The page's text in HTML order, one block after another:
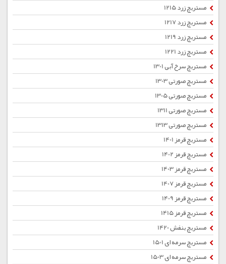
مستربچ زرد 1215
مستربچ زرد 1217
مستربچ زرد 1219
مستربچ زرد 1221
مستربچ سرخ آبی 1301
مستربچ صورتی 1303
مستربچ صورتی 1305
مستربچ صورتی 1311
مستربچ صورتی 1313
مستربچ قرمز 1401
مستربچ قرمز 1402
مستربچ قرمز 1403
مستربچ قرمز 1407
مستربچ قرمز 1409
مستربچ قرمز 1415
مستربچ بنفش 1420
مستربچ سرمه ای 1501
مستربچ سرمه ای 1503